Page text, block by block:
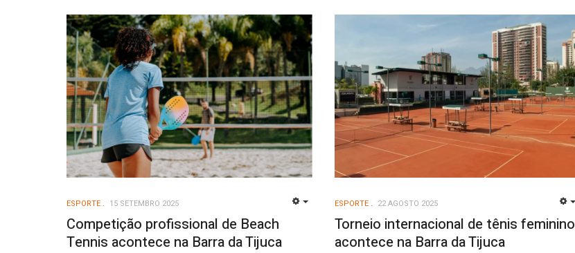
ESPORTE 15 SETEMBRO 2025
Competição profissional de Beach
Tennis acontece na Barra da Tijuca
ESPORTE 22 AGOSTO 2025
Torneio internacional de tênis feminino
acontece na Barra da Tijuca